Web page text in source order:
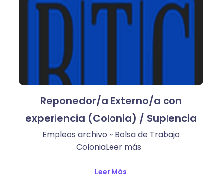
Reponedor/a Externo/a con
experiencia (Colonia) / Suplencia
Empleos archivo ~ Bolsa de Trabajo
ColoniaLeer más ​
Leer Más